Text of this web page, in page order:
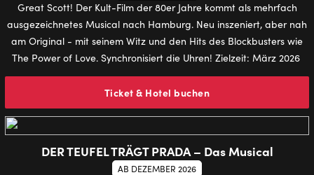
Great Scott! Der Kult-Film der 80er Jahre kommt als mehrfach
ausgezeichnetes Musical nach Hamburg. Neu inszeniert, aber nah
am Original - mit seinem Witz und den Hits des Blockbusters wie
The Power of Love. Synchronisiert die Uhren! Zielzeit: März 2026
Ticket & Hotel buchen
DER TEUFEL TRÄGT PRADA – Das Musical
AB DEZEMBER 2026